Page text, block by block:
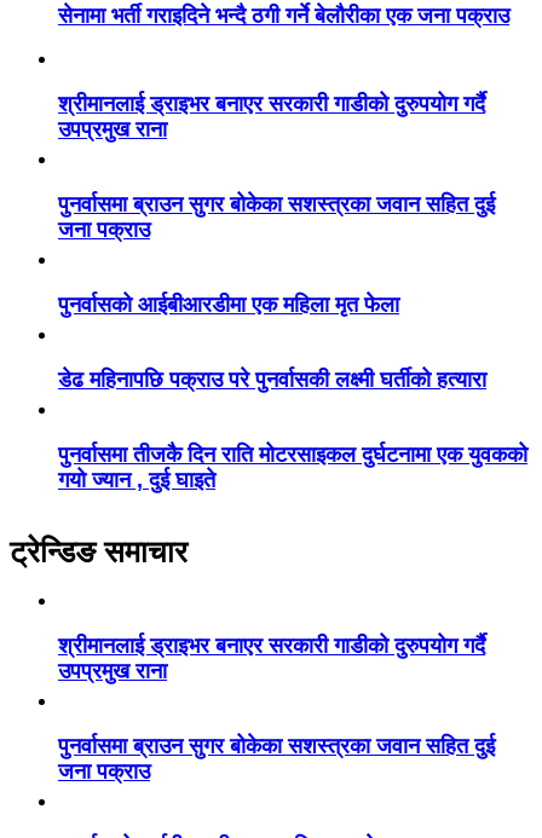
सेनामा भर्ती गराइदिने भन्दै ठगी गर्ने बेलौरीका एक जना पक्राउ
श्रीमानलाई ड्राइभर बनाएर सरकारी गाडीको दुरुपयोग गर्दै
उपप्रमुख राना
पुनर्वासमा ब्राउन सुगर बोकेका सशस्त्रका जवान सहित दुई
जना पक्राउ
पुनर्वासको आईबीआरडीमा एक महिला मृत फेला
डेढ महिनापछि पक्राउ परे पुनर्वासकी लक्ष्मी घर्तीको हत्यारा
पुनर्वासमा तीजकै दिन राति मोटरसाइकल दुर्घटनामा एक युवकको
गयो ज्यान , दुई घाइते
ट्रेन्डिङ समाचार
श्रीमानलाई ड्राइभर बनाएर सरकारी गाडीको दुरुपयोग गर्दै
उपप्रमुख राना
पुनर्वासमा ब्राउन सुगर बोकेका सशस्त्रका जवान सहित दुई
जना पक्राउ